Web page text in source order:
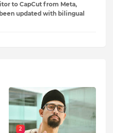
to CapCut from Meta,
updated with bilingual
2